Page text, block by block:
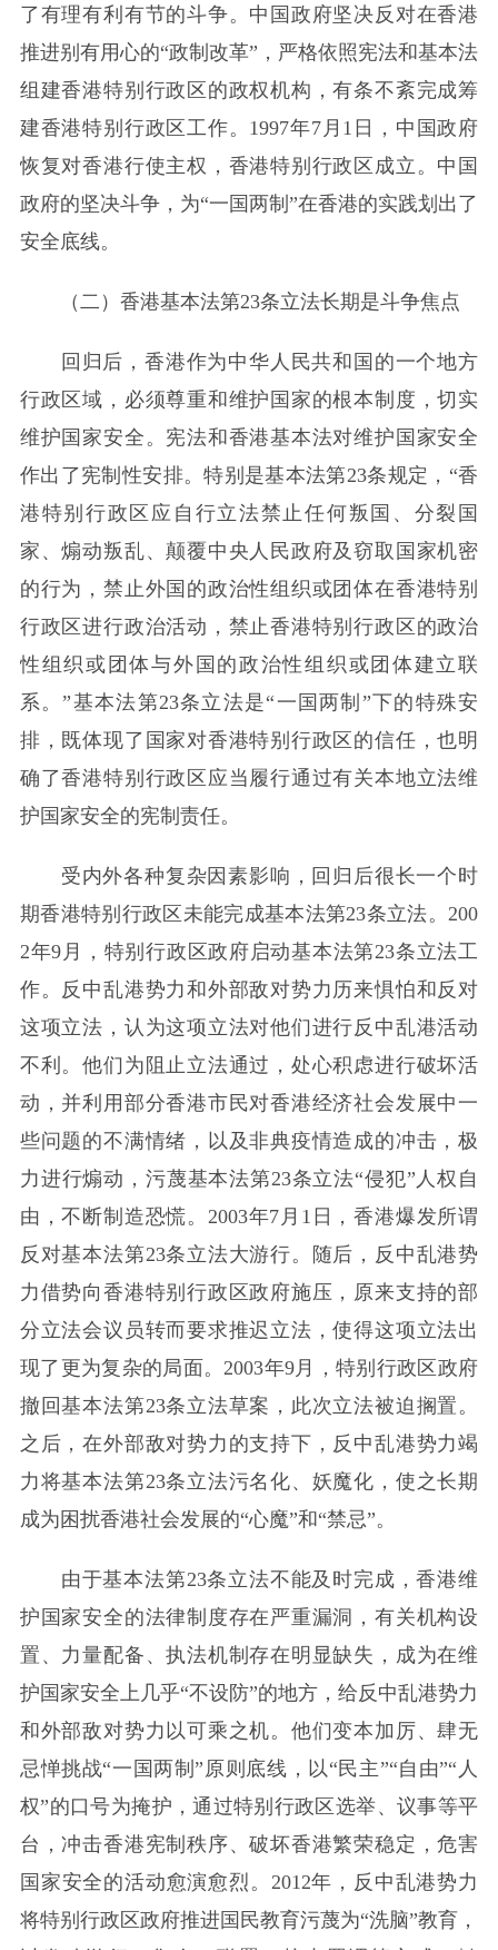
了有理有利有节的斗争。中国政府坚决反对在香港
推进别有用心的“政制改革”，严格依照宪法和基本法
组建香港特别行政区的政权机构，有条不紊完成筹
建香港特别行政区工作。1997年7月1日，中国政府
恢复对香港行使主权，香港特别行政区成立。中国
政府的坚决斗争，为“一国两制”在香港的实践划出了
安全底线。
（二）香港基本法第23条立法长期是斗争焦点
回归后，香港作为中华人民共和国的一个地方
行政区域，必须尊重和维护国家的根本制度，切实
维护国家安全。宪法和香港基本法对维护国家安全
作出了宪制性安排。特别是基本法第23条规定，“香
港特别行政区应自行立法禁止任何叛国、分裂国
家、煽动叛乱、颠覆中央人民政府及窃取国家机密
的行为，禁止外国的政治性组织或团体在香港特别
行政区进行政治活动，禁止香港特别行政区的政治
性组织或团体与外国的政治性组织或团体建立联
系。”基本法第23条立法是“一国两制”下的特殊安
排，既体现了国家对香港特别行政区的信任，也明
确了香港特别行政区应当履行通过有关本地立法维
护国家安全的宪制责任。
受内外各种复杂因素影响，回归后很长一个时
期香港特别行政区未能完成基本法第23条立法。200
2年9月，特别行政区政府启动基本法第23条立法工
作。反中乱港势力和外部敌对势力历来惧怕和反对
这项立法，认为这项立法对他们进行反中乱港活动
不利。他们为阻止立法通过，处心积虑进行破坏活
动，并利用部分香港市民对香港经济社会发展中一
些问题的不满情绪，以及非典疫情造成的冲击，极
力进行煽动，污蔑基本法第23条立法“侵犯”人权自
由，不断制造恐慌。2003年7月1日，香港爆发所谓
反对基本法第23条立法大游行。随后，反中乱港势
力借势向香港特别行政区政府施压，原来支持的部
分立法会议员转而要求推迟立法，使得这项立法出
现了更为复杂的局面。2003年9月，特别行政区政府
撤回基本法第23条立法草案，此次立法被迫搁置。
之后，在外部敌对势力的支持下，反中乱港势力竭
力将基本法第23条立法污名化、妖魔化，使之长期
成为困扰香港社会发展的“心魔”和“禁忌”。
由于基本法第23条立法不能及时完成，香港维
护国家安全的法律制度存在严重漏洞，有关机构设
置、力量配备、执法机制存在明显缺失，成为在维
护国家安全上几乎“不设防”的地方，给反中乱港势力
和外部敌对势力以可乘之机。他们变本加厉、肆无
忌惮挑战“一国两制”原则底线，以“民主”“自由”“人
权”的口号为掩护，通过特别行政区选举、议事等平
台，冲击香港宪制秩序、破坏香港繁荣稳定，危害
国家安全的活动愈演愈烈。2012年，反中乱港势力
将特别行政区政府推进国民教育污蔑为“洗脑”教育，